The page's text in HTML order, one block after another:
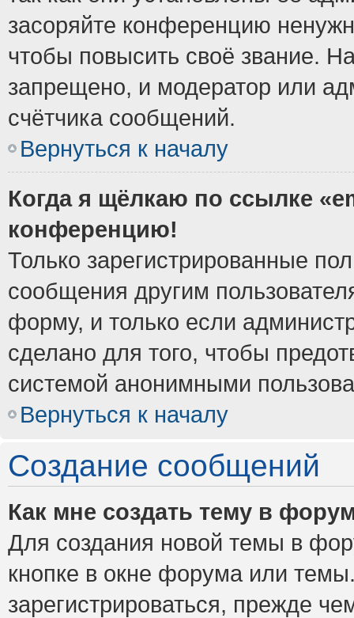
засоряйте конференцию
чтобы повысить своё звание.
запрещено, и модератор или
счётчика сообщений.
Вернуться к началу
Когда я щёлкаю по ссылке
конференцию!
Только зарегистрированные
сообщения другим
форму, и только если
сделано для того, чтобы
системой анонимными
Вернуться к началу
Создание сообщений
Как мне создать тему в
Для создания новой темы в
кнопке в окне форума или
зарегистрироваться, прежде